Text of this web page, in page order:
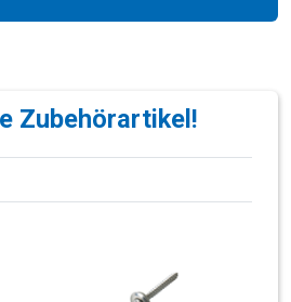
Zubehörartikel!